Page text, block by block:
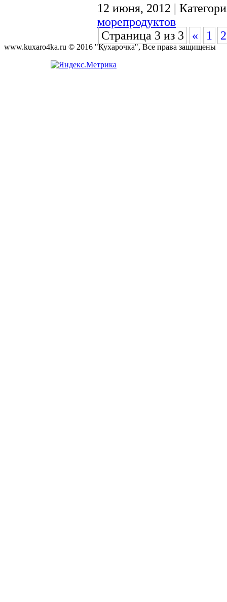
12 июня, 2012 |
морепродуктов
Страница 3 из 3
« 1 2
www.kuxaro4ka.ru © 2016 "Кухарочка", Все права защищены